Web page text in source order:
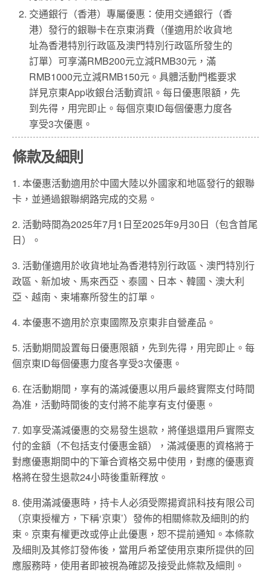
交通銀行（香港）專屬優惠：使用交通銀行（香
港）發行的銀聯卡在京東消費（僅適用於收貨地
址為香港特別行政區及澳門特別行政區所發生的
訂單）可享滿RMB200元立減RMB30元，滿
RMB1000元立減RMB150元。具體活動門檻要求
詳見京東App收銀台活動資訊。每日優惠限額，先
到先得，用完即止。每個京東ID每個優惠力度各
享受3次優惠。
條款及細則
1. 本優惠活動適用於中國大陸以外國家和地區發行的銀聯
卡，並通過銀聯網路完成的交易。
2. 活動時間為2025年7月1日至2025年9月30日（包含首尾
日）。
3. 活動僅適用於收貨地址為香港特別行政區、澳門特別行
政區、新加坡、馬來西亞、泰國、日本、韓國、澳大利
亞、越南、柬埔寨所發生的訂單。
4. 本優惠不適用於京東國際及京東非自營產品。
5. 活動期間設置每日優惠限額，先到先得，用完即止。每
個京東ID每個優惠力度各享受3次優惠。
6. 在活動期間，享有的滿減優惠以用戶最終實際支付時間
為准，活動時間後的支付將不能享有支付優惠。
7. 如享受滿減優惠的交易發生退款，將僅退還用戶實際支
付的金額（不包括支付優惠金額），滿減優惠的資格將于
對應優惠期間中的下筆合資格交易中使用，對應的優惠資
格將在發生退款24小時後重新釋放。
8. 使用滿減優惠時，持卡人必須受際揚資訊科技有限公司
（京東授權方，下稱‘京東’）發佈的相關條款及細則的約
束。京東有權更改或停止此優惠，恕不提前通知。本條款
及細則及其修訂發佈後，當用戶希望使用京東所提供的回
應服務時，使用者即被視為確認及接受此條款及細則。